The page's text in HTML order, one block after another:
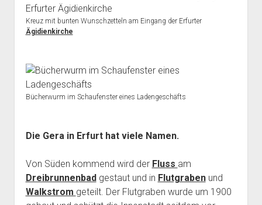
Kreuz mit bunten Wunschzetteln am Eingang der Erfurter
Ägidienkirche
Bücherwurm im Schaufenster eines Ladengeschäfts
Die Gera in Erfurt hat viele Namen.
Von Süden kommend wird der Fluss am
Dreibrunnenbadgestaut und in Flutgrabenund
Walkstrom geteilt. Der Flutgraben wurde um 1900